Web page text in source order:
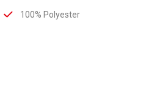
100% Polyester